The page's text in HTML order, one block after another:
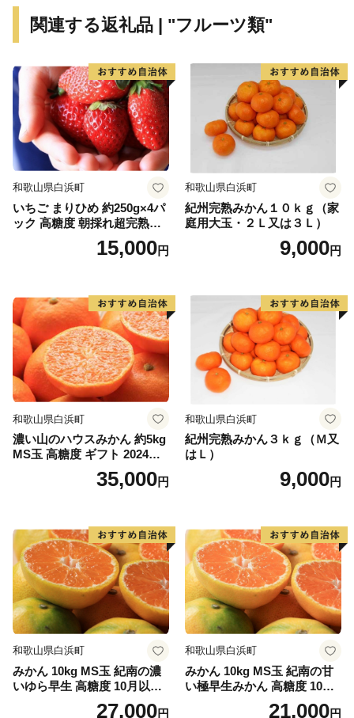
・お礼品のお届け日時指定はお受けしておりません。
◆受領証明書・ワンストップ特例申請書について
各種書類をご希望の方につきましては、お礼品とは別送
にて14日以内に郵送いたします。
◆お問い合わせ
世羅町ふるさと寄附金サポートセンター
電話：0848-88-9303（平日 10:00～17:00）
※世羅町では「ふるさと納税」に関する業務を株式会社
関連する返礼品 | "フルーツ類"
和歌山県白浜町
いちご まりひめ 約250g×4パ
ック 高糖度 朝採れ超完熟ま
りひめ 1月以降発送分
15,000円
和歌山県白浜町
紀州完熟みかん１０ｋｇ（家
庭用大玉・２Ｌ又は３Ｌ）
9,000円
和歌山県白浜町
濃い山のハウスみかん 約5kg
MS玉 高糖度 ギフト 2024年7
35,000円
和歌山県白浜町
紀州完熟みかん３ｋｇ（Ｍ又
はＬ）
9,000円
和歌山県白浜町
みかん 10kg MS玉 紀南の濃
いゆら早生 高糖度 10月以降
発送 マルチ被覆栽培27,000円
和歌山県白浜町
みかん 10kg MS玉 紀南の甘
い極早生みかん 高糖度 10月
以降発送 マルチ被覆栽培
21,000円